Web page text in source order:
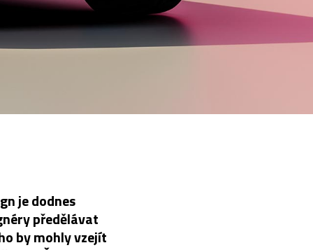
je dodnes
předělávat
by mohly vzejít